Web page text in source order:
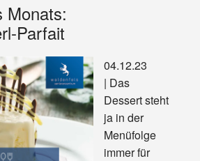
Monats:
Parfait
04.12.23
| Das
Dessert steht
ja in der
Menüfolge
immer für